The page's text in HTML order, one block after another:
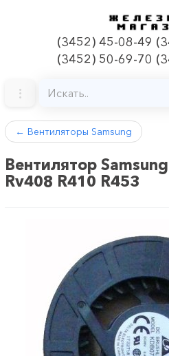
(3452) 45-08-49
(3452) 50-69-70
← Вентиляторы Samsung
Вентилятор
Rv408 R410 R453